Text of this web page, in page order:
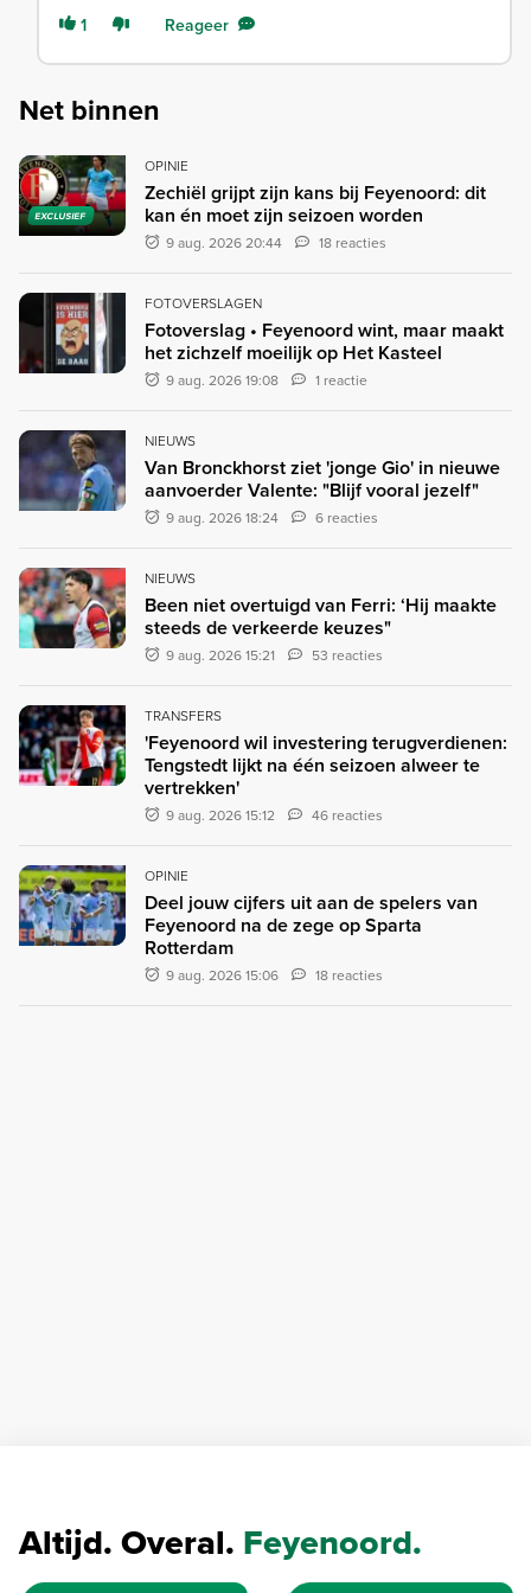
1 Reageer
Net binnen
EXCLUSIEF
OPINIE
Zechiël grijpt zijn kans bij Feyenoord: dit
kan én moet zijn seizoen worden
9 aug. 2026 20:44 18 reacties
FOTOVERSLAGEN
Fotoverslag • Feyenoord wint, maar maakt
het zichzelf moeilijk op Het Kasteel
9 aug. 2026 19:08 1 reactie
NIEUWS
Van Bronckhorst ziet 'jonge Gio' in nieuwe
aanvoerder Valente: "Blijf vooral jezelf"
9 aug. 2026 18:24 6 reacties
NIEUWS
Been niet overtuigd van Ferri: ‘Hij maakte
steeds de verkeerde keuzes"
9 aug. 2026 15:21 53 reacties
TRANSFERS
'Feyenoord wil investering terugverdienen:
Tengstedt lijkt na één seizoen alweer te
vertrekken'
9 aug. 2026 15:12 46 reacties
OPINIE
Deel jouw cijfers uit aan de spelers van
Feyenoord na de zege op Sparta
Rotterdam
9 aug. 2026 15:06 18 reacties
Altijd. Overal. Feyenoord.